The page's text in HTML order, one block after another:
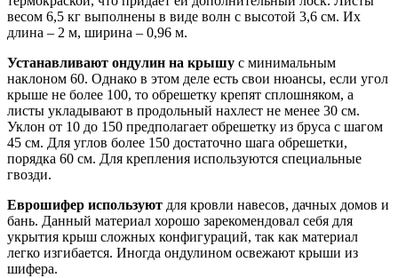
весом 6,5 кг выполнены в виде волн с высотой 3,6 см. Их
длина – 2 м, ширина – 0,96 м.
Устанавливают ондулин на крышу с минимальным
наклоном 60. Однако в этом деле есть свои нюансы, если угол
крыше не более 100, то обрешетку крепят сплошняком, а
листы укладывают в продольный нахлест не менее 30 см.
Уклон от 10 до 150 предполагает обрешетку из бруса с шагом
45 см. Для углов более 150 достаточно шага обрешетки,
порядка 60 см. Для крепления используются специальные
гвозди.
Еврошифер используют для кровли навесов, дачных домов и
бань. Данный материал хорошо зарекомендовал себя для
укрытия крыш сложных конфигураций, так как материал
легко изгибается. Иногда ондулином освежают крыши из
шифера.